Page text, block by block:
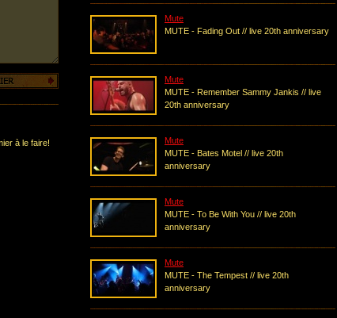
à le faire!
Mute
MUTE - Fading Out // live 20th anniversary
Mute
MUTE - Remember Sammy Jankis // live
20th anniversary
Mute
MUTE - Bates Motel // live 20th
anniversary
Mute
MUTE - To Be With You // live 20th
anniversary
Mute
MUTE - The Tempest // live 20th
anniversary